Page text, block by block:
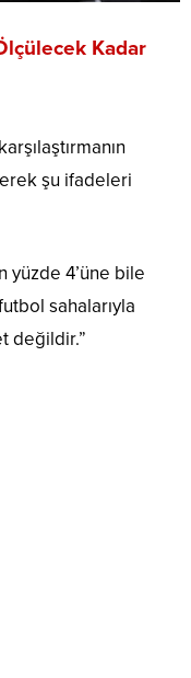
Kadar
şu ifadeleri
yüzde 4’üne bile
sahalarıyla
değildir.”